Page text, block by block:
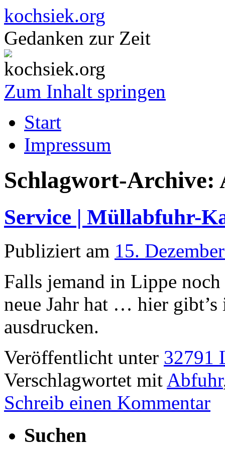
kochsiek.org
Gedanken zur Zeit
Zum Inhalt springen
Start
Impressum
Schlagwort-Archive:
Service | Müllabfuhr-
Publiziert am 15.
Falls jemand in Lippe
neue Jahr hat … hier
ausdrucken.
Veröffentlicht unter 32791
Verschlagwortet mit Abfuhr
Schreib einen Kommentar
Suchen